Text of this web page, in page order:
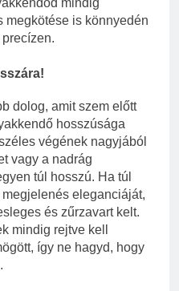
mindig
megkötése is könnyedén
dolog, amit szem előtt
hosszúsága
végének nagyjából
vagy a nadrág
túl hosszú. Ha túl
eleganciáját,
és zűrzavart kelt.
mindig rejtve kell
így ne hagyd, hogy